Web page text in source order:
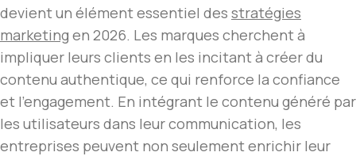
devient un élément essentiel des stratégies
marketingen 2026. Les marques cherchent à
impliquer leurs clients en les incitant à créer du
contenu authentique, ce qui renforce la confiance
et l’engagement. En intégrant le contenu généré par
les utilisateurs dans leur communication, les
entreprises peuvent non seulement enrichir leur